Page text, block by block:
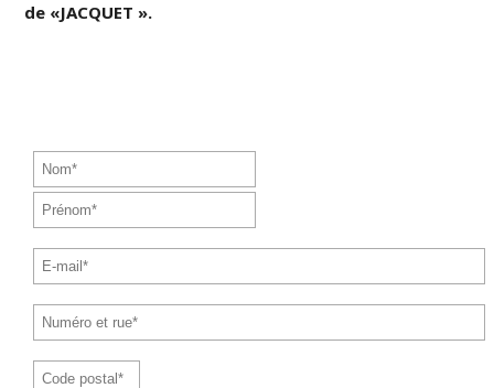
de «JACQUET ».